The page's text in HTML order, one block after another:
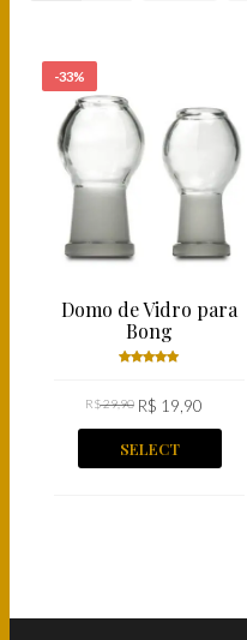
-33%
Domo de Vidro para
Bong
5.00out
of 5
R$29,90 R$ 19,90
SELECT